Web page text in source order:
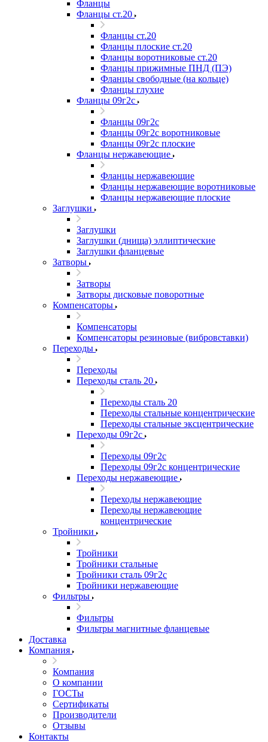
Фланцы
Фланцы ст.20
Фланцы ст.20
Фланцы плоские ст.20
Фланцы воротниковые ст.20
Фланцы прижимные ПНД (ПЭ)
Фланцы свободные (на кольце)
Фланцы глухие
Фланцы 09г2с
Фланцы 09г2с
Фланцы 09г2с воротниковые
Фланцы 09г2с плоские
Фланцы нержавеющие
Фланцы нержавеющие
Фланцы нержавеющие воротниковые
Фланцы нержавеющие плоские
Заглушки
Заглушки
Заглушки (днища) эллиптические
Заглушки фланцевые
Затворы
Затворы
Затворы дисковые поворотные
Компенсаторы
Компенсаторы
Компенсаторы резиновые (вибровставки)
Переходы
Переходы
Переходы сталь 20
Переходы сталь 20
Переходы стальные концентрические
Переходы стальные эксцентрические
Переходы 09г2с
Переходы 09г2с
Переходы 09г2с концентрические
Переходы нержавеющие
Переходы нержавеющие
Переходы нержавеющие
концентрические
Тройники
Тройники
Тройники стальные
Тройники сталь 09г2с
Тройники нержавеющие
Фильтры
Фильтры
Фильтры магнитные фланцевые
Доставка
Компания
Компания
О компании
ГОСТы
Сертификаты
Производители
Отзывы
Контакты